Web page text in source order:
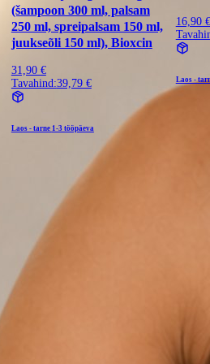
(šampoon 300 ml, palsam
250 ml, spreipalsam 150 ml,
juukseõli 150 ml), Bioxcin
31,90 €
Tavahind:39,79 €
Laos - tarne 1-3 tööpäeva
16,90 €
Laos -